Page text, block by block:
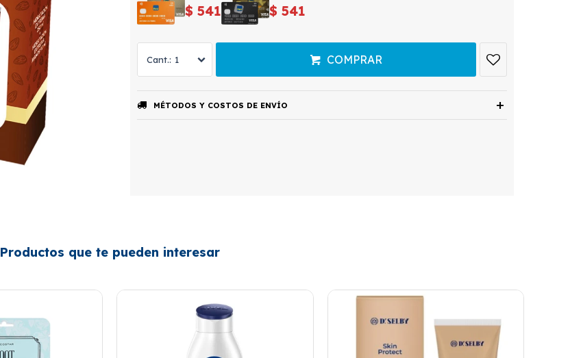
$ 541 $ 541
1 COMPRAR
MÉTODOS Y COSTOS DE ENVÍO
Productos que te pueden interesar